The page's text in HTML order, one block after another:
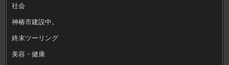
社会
神椿市建設中。
終末ツーリング
美容・健康